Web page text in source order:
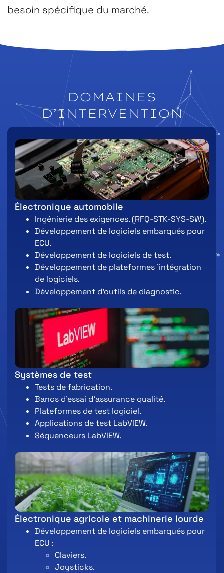
besoin spécifique du marché.
DOMAINES
D’INTERVENTION
Électronique automobile
Ingénierie des exigences. (RFQ-STK-SYS-SW).
Développement de logiciels embarqués pour
ECU.
Développement de logiciels de test.
Développement de plateformes ’intégration
de logiciels.
Développement d’outils de diagnostic.
Systèmes de test
Tests de fabrication.
Bancs d’essai d’assurance qualité.
Plateformes de test logiciel.
Applications de test LabVIEW.
Séquenceurs LabVIEW.
Électronique agricole et machinerie lourde
Développement de logiciels embarqués pour
ECU :
Claviers.
Joysticks.